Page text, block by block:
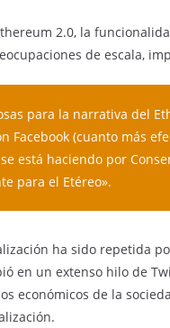
2.0, la
de escala,
para la narrativa del
Facebook (cuanto más
está haciendo por
para el Etéreo».
ha sido repetida
en un extenso hilo de
económicos de la